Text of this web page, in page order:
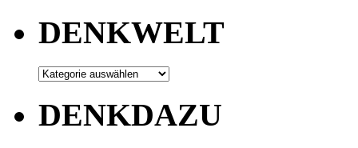
DENKWELT
DENKDAZU